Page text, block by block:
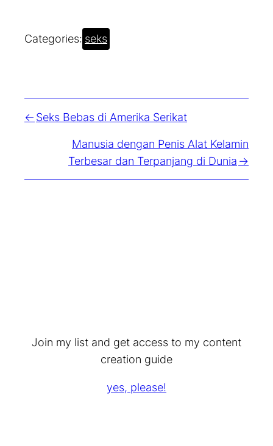
Categories: seks
Seks Bebas di Amerika Serikat
Manusia dengan Penis Alat Kelamin
Terbesar dan Terpanjang di Dunia
Join my list and get access to my content
creation guide
yes, please!